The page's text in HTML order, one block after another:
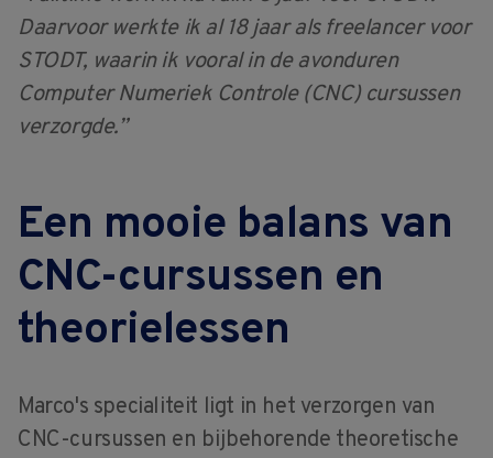
Daarvoor werkte ik al 18 jaar als freelancer voor
STODT, waarin ik vooral in de avonduren
Computer Numeriek Controle (CNC) cursussen
verzorgde.”
Een mooie balans van
CNC-cursussen en
theorielessen
Marco's specialiteit ligt in het verzorgen van
CNC-cursussen en bijbehorende theoretische